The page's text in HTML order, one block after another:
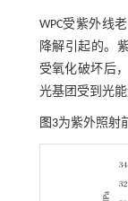
WPC受紫外线
降解引起的。
受氧化破坏后
光基团受到光
图3为紫外照射